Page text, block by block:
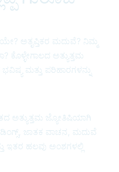
ಅತೃಪ್ತಿಕರ ಮದುವೆ? ನಿಮ್ಮ
ಕೊಳ್ಳೇಗಾಲದ ಅತ್ಯುತ್ತಮ
ಮತ್ತು ಪರಿಹಾರಗಳನ್ನು
ಅತ್ಯುತ್ತಮ ಜ್ಯೋತಿಷಿಯಾಗಿ
ಜಾತಕ ವಾಚನ, ಮದುವೆ
ಇತರ ಹಲವು ಅಂಶಗಳಲ್ಲಿ